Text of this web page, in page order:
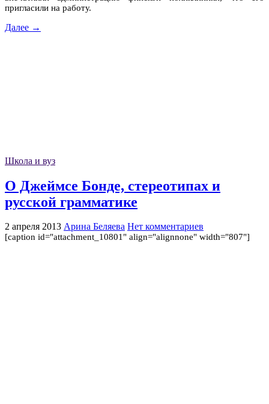
пригласили на работу.
Далее →
Школа и вуз
О Джеймсе Бонде, стереотипах и
русской грамматике
2 апреля 2013 Арина Беляева Нет комментариев
[caption id="attachment_10801" align="alignnone" width="807"]